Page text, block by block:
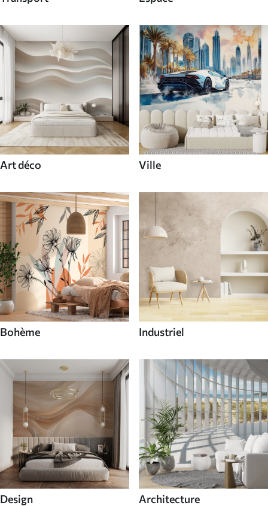
Art déco Ville
Bohème Industriel
Design Architecture